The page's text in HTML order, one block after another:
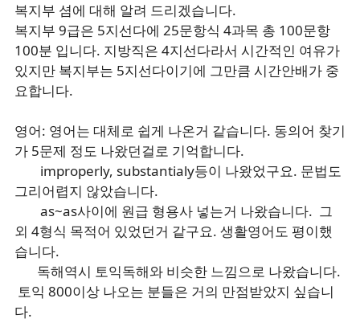
복지부 셤에 대해 알려 드리겠습니다.
복지부 9급은 5지선다에 25문항식 4과목 총 100문항
100분 입니다. 지방직은 4지선다라서 시간적인 여유가
있지만 복지부는 5지선다이기에 그만큼 시간안배가 중
요합니다.
영어: 영어는 대체로 쉽게 나온거 같습니다. 동의어 찾기
가 5문제 정도 나왔던걸로 기억합니다.
improperly, substantialy등이 나왔었구요. 문법도
그리어렵지 않았습니다.
as~as사이에 원급 형용사 넣는거 나왔습니다. 그
외 4형식 목적어 있었던거 같구요. 생활영어도 평이했
습니다.
독해역시 토익독해와 비슷한 느낌으로 나왔습니다.
토익 800이상 나오는 분들은 거의 만점받았지 싶습니
다.